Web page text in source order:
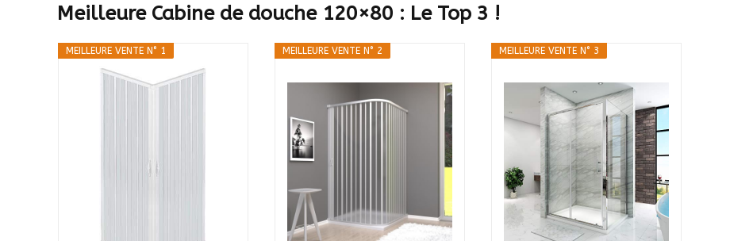
Meilleure Cabine de douche 120×80 : Le Top 3 !
MEILLEURE VENTE N° 1 MEILLEURE VENTE N° 2 MEILLEURE VENTE N° 3